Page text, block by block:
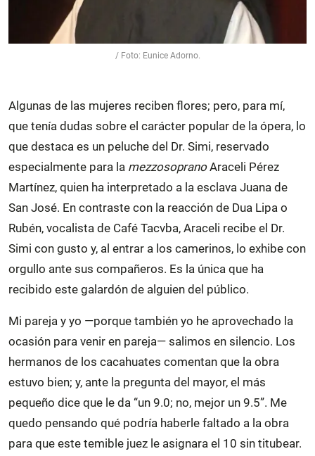
/ Foto: Eunice Adorno.
Algunas de las mujeres reciben flores; pero, para mí,
que tenía dudas sobre el carácter popular de la ópera, lo
que destaca es un peluche del Dr. Simi, reservado
especialmente para la mezzosopranoAraceli Pérez
Martínez, quien ha interpretado a la esclava Juana de
San José. En contraste con la reacción de Dua Lipa o
Rubén, vocalista de Café Tacvba, Araceli recibe el Dr.
Simi con gusto y, al entrar a los camerinos, lo exhibe con
orgullo ante sus compañeros. Es la única que ha
recibido este galardón de alguien del público.
Mi pareja y yo —porque también yo he aprovechado la
ocasión para venir en pareja— salimos en silencio. Los
hermanos de los cacahuates comentan que la obra
estuvo bien; y, ante la pregunta del mayor, el más
pequeño dice que le da “un 9.0; no, mejor un 9.5”. Me
quedo pensando qué podría haberle faltado a la obra
para que este temible juez le asignara el 10 sin titubear.